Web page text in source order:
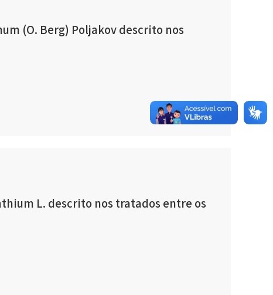
(O. Berg) Poljakov descrito nos
L. descrito nos tratados entre os